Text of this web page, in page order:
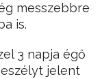
messzebbre
is.
3 napja égő
jelent